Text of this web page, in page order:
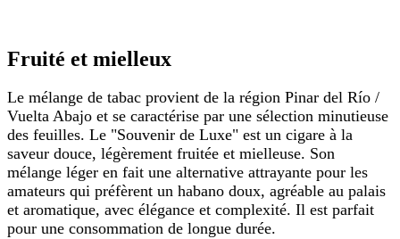
Fruité et mielleux
Le mélange de tabac provient de la région Pinar del Río /
Vuelta Abajo et se caractérise par une sélection minutieuse
des feuilles. Le "Souvenir de Luxe" est un cigare à la
saveur douce, légèrement fruitée et mielleuse. Son
mélange léger en fait une alternative attrayante pour les
amateurs qui préfèrent un habano doux, agréable au palais
et aromatique, avec élégance et complexité. Il est parfait
pour une consommation de longue durée.